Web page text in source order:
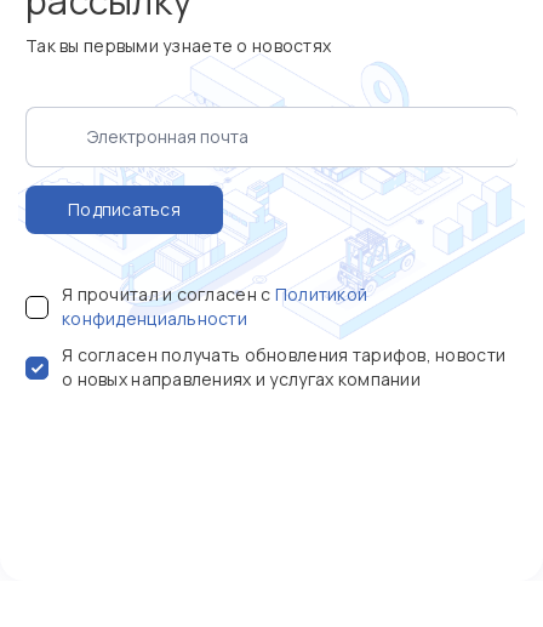
Так вы первыми узнаете о новостях
Подписаться
Я прочитал и согласен с Политикой
конфиденциальности
Я согласен получать обновления тарифов, новости
о новых направлениях и услугах компании